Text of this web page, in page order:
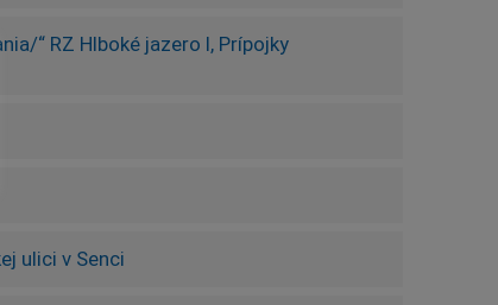
“ RZ Hlboké jazero I, Prípojky
ulici v Senci